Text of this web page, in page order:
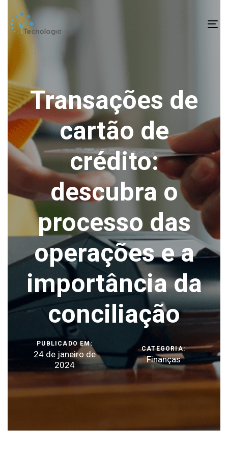
Transações de
cartão de
crédito:
descubra o
processo das
operações e a
importância da
conciliação
PUBLICADO EM:
24 de janeiro de
2024
CATEGORIA:
Finanças